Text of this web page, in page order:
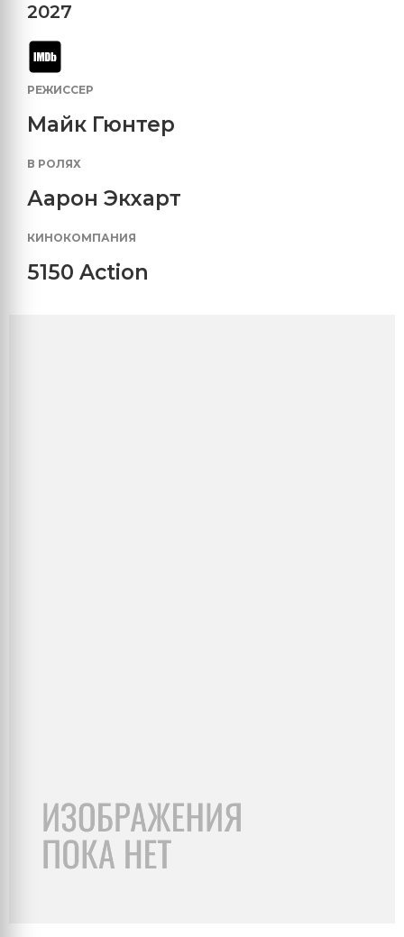
2027
РЕЖИССЕР
Майк Гюнтер
В РОЛЯХ
Аарон Экхарт
КИНОКОМПАНИЯ
5150 Action